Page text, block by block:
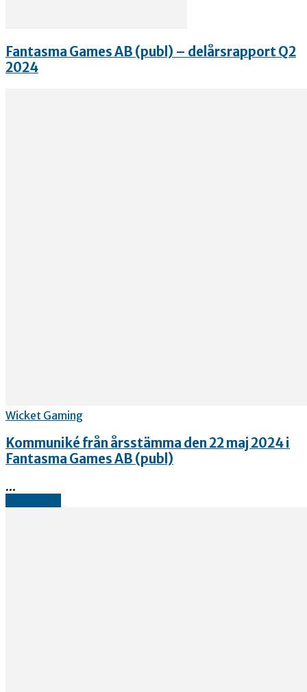
Fantasma Games AB (publ) – delårsrapport Q2
2024
Wicket Gaming
Kommuniké från årsstämma den 22 maj 2024 i
Fantasma Games AB (publ)
...